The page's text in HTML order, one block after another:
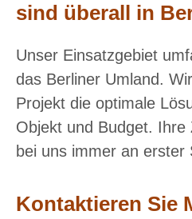
sind überall in
Unser Einsatzgebiet
das Berliner Umland.
Projekt die optimale
Objekt und Budget. Ihre
bei uns immer an erster
Kontaktieren Sie